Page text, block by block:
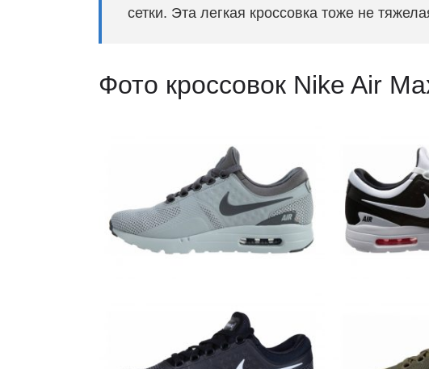
сетки. Эта легкая кроссовка тоже не
Фото кроссовок Nike Air